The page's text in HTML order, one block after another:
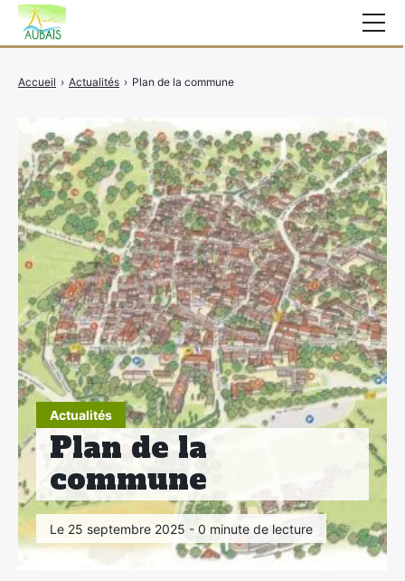
Actualités
Plan de la
commune
Le 25 septembre 2025 - 0 minute de lecture
Accueil › Actualités › Plan de la commune
Actualités
Vie au village
Services
Elections
Etat Civil
Autres Démarches
CCAS
Contact